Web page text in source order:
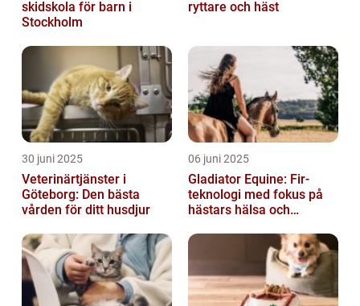
skidskola för barn i
Stockholm
ryttare och häst
30 juni 2025
Veterinärtjänster i
Göteborg: Den bästa
vården för ditt husdjur
06 juni 2025
Gladiator Equine: Fir-
teknologi med fokus på
hästars hälsa och